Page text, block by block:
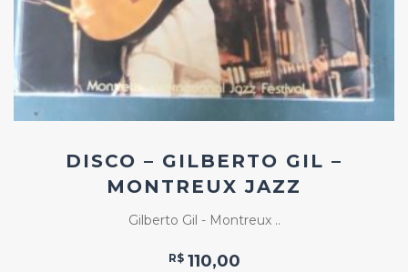
DISCO – GILBERTO GIL –
MONTREUX JAZZ
Gilberto Gil - Montreux ..
R$ 110,00